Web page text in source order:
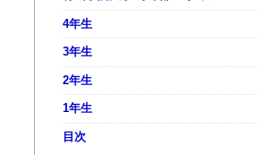
4年生
3年生
2年生
1年生
目次